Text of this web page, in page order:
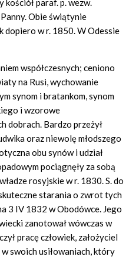
kościół paraf. p. wezw.
Obie świątynie
dopiero w r. 1850. W Odessie
współczesnych; ceniono
na Rusi, wychowanie
synom i bratankom, synom
i wzorowe
dobrach. Bardzo przeżył
oraz niewolę młodszego
obu synów i udział
pociągnęły za sobą
rosyjskie w r. 1830. S. do
starania o zwrot tych
3 IV 1832 w Obodówce. Jego
zanotował wówczas w
pracę człowiek, założyciel
swoich usiłowaniach, który